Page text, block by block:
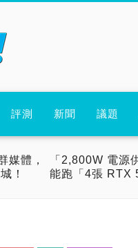
評測 新聞 議題
媒體，
！
「2,800W 電源
能跑「4張 RTX